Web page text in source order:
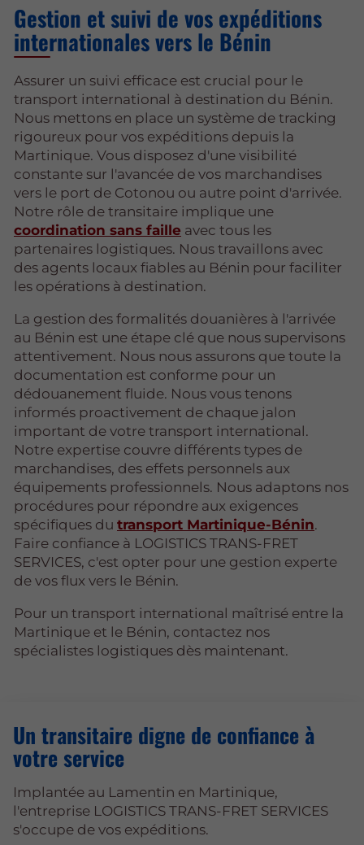
Gestion et suivi de vos expéditions
internationales vers le Bénin
Assurer un suivi efficace est crucial pour le
transport international à destination du Bénin.
Nous mettons en place un système de tracking
rigoureux pour vos expéditions depuis la
Martinique. Vous disposez d'une visibilité
constante sur l'avancée de vos marchandises
vers le port de Cotonou ou autre point d'arrivée.
Notre rôle de transitaire implique une
coordination sans faille avec tous les
partenaires logistiques. Nous travaillons avec
des agents locaux fiables au Bénin pour faciliter
les opérations à destination.
La gestion des formalités douanières à l'arrivée
au Bénin est une étape clé que nous supervisons
attentivement. Nous nous assurons que toute la
documentation est conforme pour un
dédouanement fluide. Nous vous tenons
informés proactivement de chaque jalon
important de votre transport international.
Notre expertise couvre différents types de
marchandises, des effets personnels aux
équipements professionnels. Nous adaptons nos
procédures pour répondre aux exigences
spécifiques du transport Martinique-Bénin.
Faire confiance à LOGISTICS TRANS-FRET
SERVICES, c'est opter pour une gestion experte
de vos flux vers le Bénin.
Pour un transport international maîtrisé entre la
Martinique et le Bénin, contactez nos
spécialistes logistiques dès maintenant.
Un transitaire digne de confiance à
votre service
Implantée au Lamentin en Martinique,
l'entreprise LOGISTICS TRANS-FRET SERVICES
s'occupe de vos expéditions.